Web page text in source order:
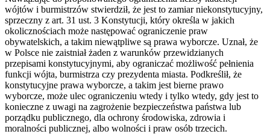
wójtów i burmistrzów stwierdził, że jest to zamiar niekonstytucyjny,
sprzeczny z art. 31 ust. 3 Konstytucji, który określa w jakich
okolicznościach może następować ograniczenie praw
obywatelskich, a takim niewątpliwe są prawa wyborcze. Uznał, że
w Polsce nie zaistniał żaden z warunków przewidzianych
przepisami konstytucyjnymi, aby ograniczać możliwość pełnienia
funkcji wójta, burmistrza czy prezydenta miasta. Podkreślił, że
konstytucyjne prawa wyborcze, a takim jest bierne prawo
wyborcze, może ulec ograniczeniu wtedy i tylko wtedy, gdy jest to
konieczne z uwagi na zagrożenie bezpieczeństwa państwa lub
porządku publicznego, dla ochrony środowiska, zdrowia i
moralności publicznej, albo wolności i praw osób trzecich.